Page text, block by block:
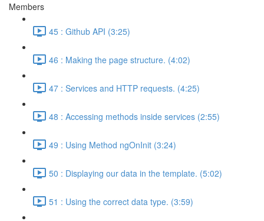
Members
45 : Github API (3:25)
46 : Making the page structure. (4:02)
47 : Services and HTTP requests. (4:25)
48 : Accessing methods inside services (2:55)
49 : Using Method ngOnInit (3:24)
50 : Displaying our data in the template. (5:02)
51 : Using the correct data type. (3:59)